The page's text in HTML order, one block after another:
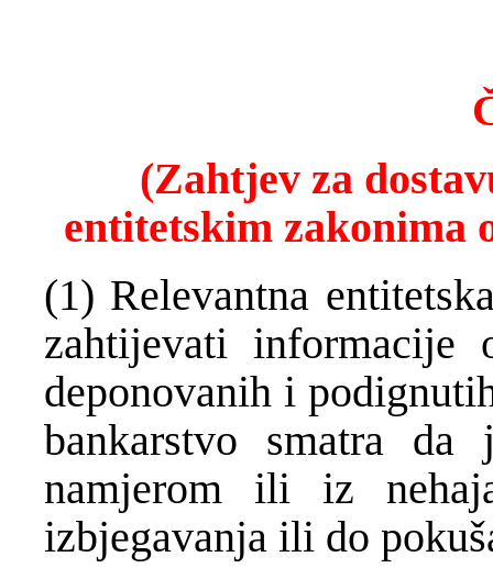
(Zahtjev za
entitetskim zakonima
(1) Relevantna
zahtijevati informacije
deponovanih i
bankarstvo smatra
namjerom ili iz
izbjegavanja ili do